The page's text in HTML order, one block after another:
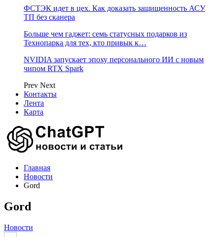
ФСТЭК идет в цех. Как доказать защищенность АСУ
ТП без сканера
Больше чем гаджет: семь статусных подарков из
Технопарка для тех, кто привык к…
NVIDIA запускает эпоху персонального ИИ с новым
чипом RTX Spark
Prev Next
Контакты
Лента
Карта
Главная
Новости
Gord
Gord
Новости